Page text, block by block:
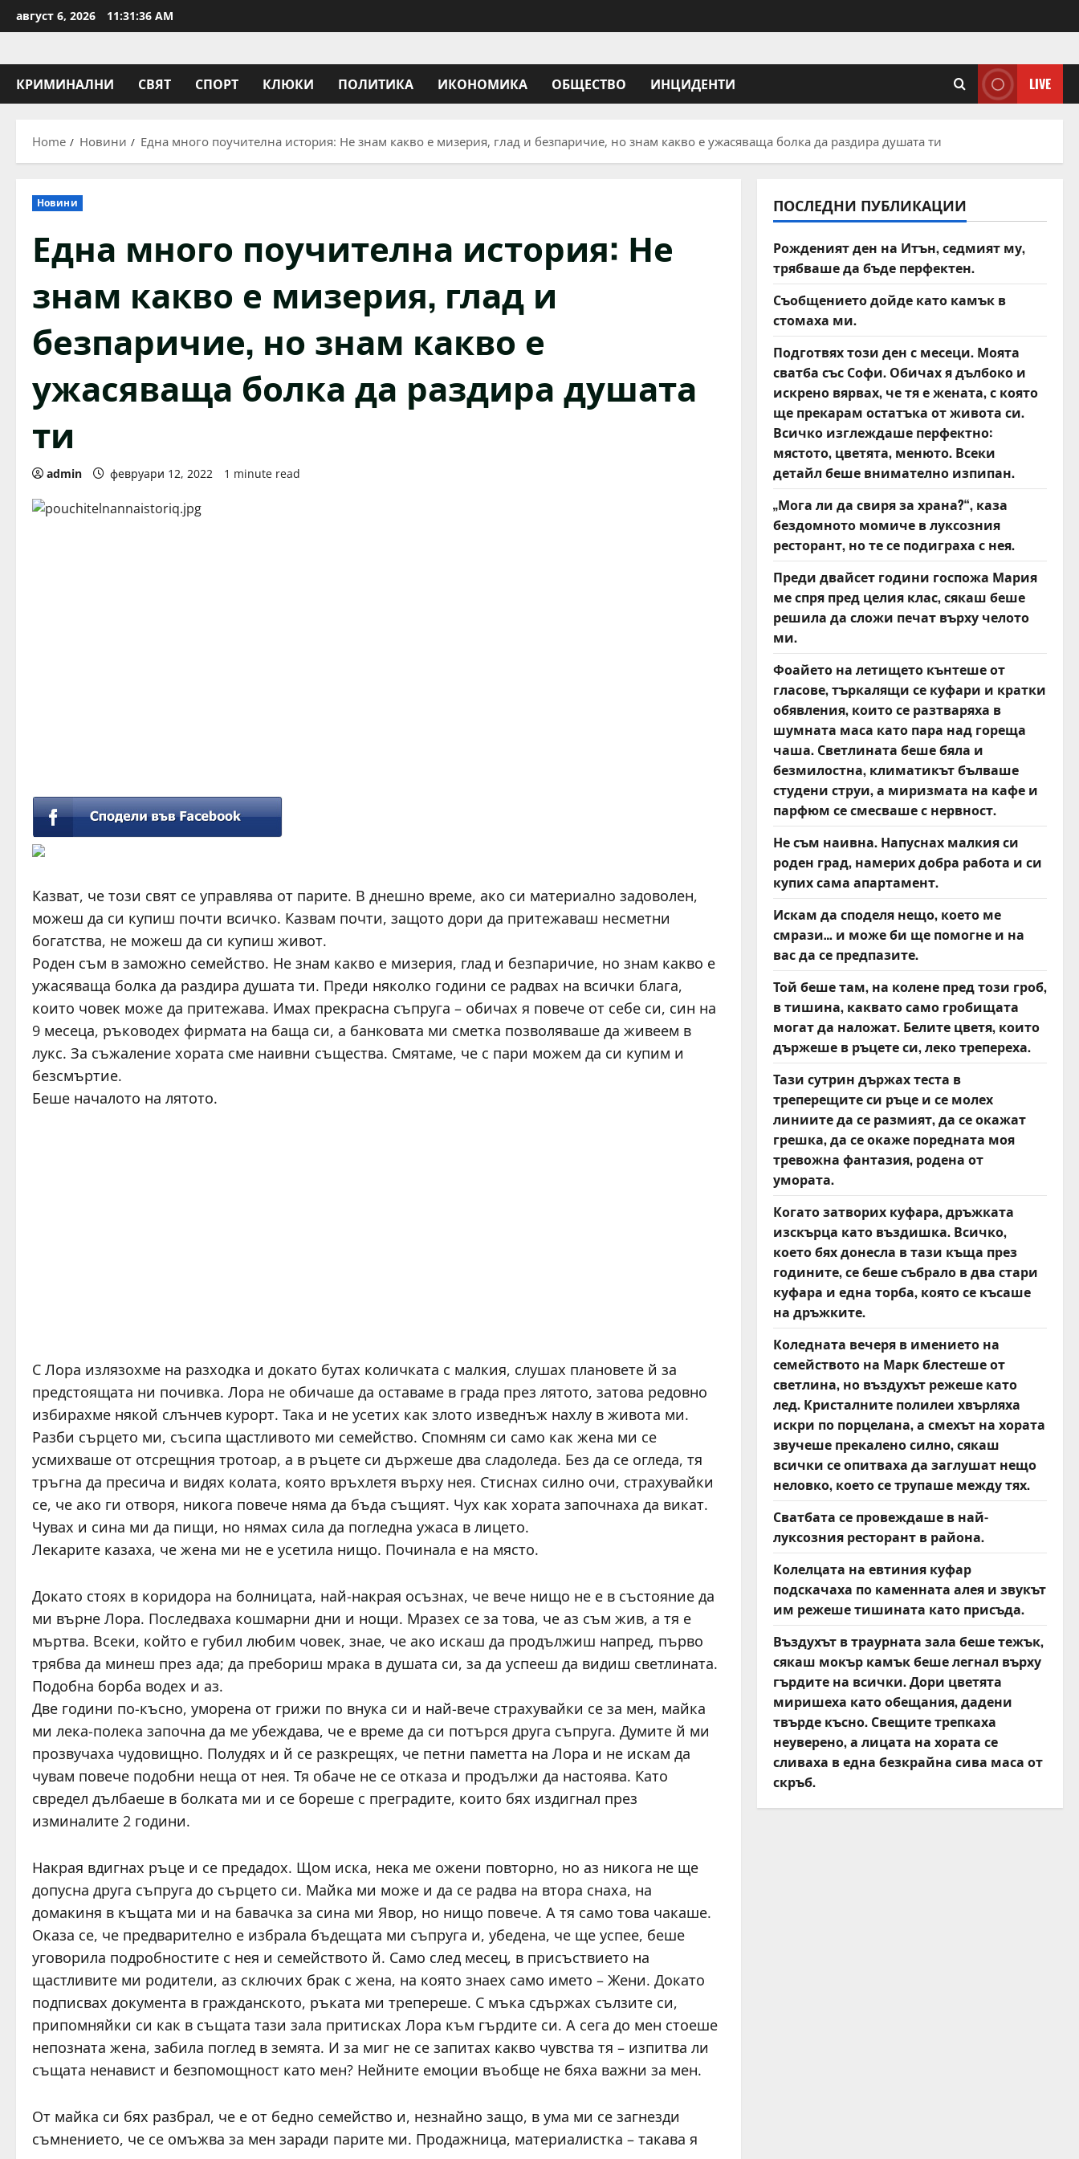
to
август 6, 2026 11:31:37 AM
КРИМИНАЛНИ СВЯТ СПОРТ КЛЮКИ ПОЛИТИКА ИКОНОМИКА ОБЩЕСТВО ИНЦИДЕНТИ LIVE
Home Новини Една много поучителна история: Не знам какво е мизерия, глад и безпаричие, но знам какво е ужасяваща болка да раздира душата ти
Новини
Една много поучителна история: Не
знам какво е мизерия, глад и
безпаричие, но знам какво е
ужасяваща болка да раздира душата
ти
admin февруари 12, 2022 1 minute read
Казват, че този свят се управлява от парите. В днешно време, ако си материално задоволен,
можеш да си купиш почти всичко. Казвам почти, защото дори да притежаваш несметни
богатства, не можеш да си купиш живот.
Роден съм в заможно семейство. Не знам какво е мизерия, глад и безпаричие, но знам какво е
ужасяваща болка да раздира душата ти. Преди няколко години се радвах на всички блага,
които човек може да притежава. Имах прекрасна съпруга – обичах я повече от себе си, син на
9 месеца, ръководех фирмата на баща си, а банковата ми сметка позволяваше да живеем в
лукс. За съжаление хората сме наивни същества. Смятаме, че с пари можем да си купим и
безсмъртие.
Беше началото на лятото.
С Лора излязохме на разходка и докато бутах количката с малкия, слушах плановете й за
предстоящата ни почивка. Лора не обичаше да оставаме в града през лятото, затова редовно
избирахме някой слънчев курорт. Така и не усетих как злото изведнъж нахлу в живота ми.
Разби сърцето ми, съсипа щастливото ми семейство. Спомням си само как жена ми се
усмихваше от отсрещния тротоар, а в ръцете си държеше два сладоледа. Без да се огледа, тя
тръгна да пресича и видях колата, която връхлетя върху нея. Стиснах силно очи, страхувайки
се, че ако ги отворя, никога повече няма да бъда същият. Чух как хората започнаха да викат.
Чувах и сина ми да пищи, но нямах сила да погледна ужаса в лицето.
Лекарите казаха, че жена ми не е усетила нищо. Починала е на място.
Докато стоях в коридора на болницата, най-накрая осъзнах, че вече нищо не е в състояние да
ми върне Лора. Последваха кошмарни дни и нощи. Мразех се за това, че аз съм жив, а тя е
мъртва. Всеки, който е губил любим човек, знае, че ако искаш да продължиш напред, първо
трябва да минеш през ада; да пребориш мрака в душата си, за да успееш да видиш светлината.
Подобна борба водех и аз.
Две години по-късно, уморена от грижи по внука си и най-вече страхувайки се за мен, майка
ми лека-полека започна да ме убеждава, че е време да си потърся друга съпруга. Думите й ми
прозвучаха чудовищно. Полудях и й се разкрещях, че петни паметта на Лора и не искам да
чувам повече подобни неща от нея. Тя обаче не се отказа и продължи да настоява. Като
свредел дълбаеше в болката ми и се бореше с преградите, които бях издигнал през
изминалите 2 години.
Накрая вдигнах ръце и се предадох. Щом иска, нека ме ожени повторно, но аз никога не ще
допусна друга съпруга до сърцето си. Майка ми може и да се радва на втора снаха, на
домакиня в къщата ми и на бавачка за сина ми Явор, но нищо повече. А тя само това чакаше.
Оказа се, че предварително е избрала бъдещата ми съпруга и, убедена, че ще успее, беше
уговорила подробностите с нея и семейството й. Само след месец, в присъствието на
щастливите ми родители, аз сключих брак с жена, на която знаех само името – Жени. Докато
подписвах документа в гражданското, ръката ми трепереше. С мъка сдържах сълзите си,
припомняйки си как в същата тази зала притисках Лора към гърдите си. А сега до мен стоеше
непозната жена, забила поглед в земята. И за миг не се запитах какво чувства тя – изпитва ли
същата ненавист и безпомощност като мен? Нейните емоции въобще не бяха важни за мен.
От майка си бях разбрал, че е от бедно семейство и, незнайно защо, в ума ми се загнезди
съмнението, че се омъжва за мен заради парите ми. Продажница, материалистка – такава я
ПОСЛЕДНИ ПУБЛИКАЦИИ
Рожденият ден на Итън, седмият му,
трябваше да бъде перфектен.
Съобщението дойде като камък в
стомаха ми.
Подготвях този ден с месеци. Моята
сватба със Софи. Обичах я дълбоко и
искрено вярвах, че тя е жената, с която
ще прекарам остатъка от живота си.
Всичко изглеждаше перфектно:
мястото, цветята, менюто. Всеки
детайл беше внимателно изпипан.
„Мога ли да свиря за храна?“, каза
бездомното момиче в луксозния
ресторант, но те се подиграха с нея.
Преди двайсет години госпожа Мария
ме спря пред целия клас, сякаш беше
решила да сложи печат върху челото
ми.
Фоайето на летището кънтеше от
гласове, търкалящи се куфари и кратки
обявления, които се разтваряха в
шумната маса като пара над гореща
чаша. Светлината беше бяла и
безмилостна, климатикът бълваше
студени струи, а миризмата на кафе и
парфюм се смесваше с нервност.
Не съм наивна. Напуснах малкия си
роден град, намерих добра работа и си
купих сама апартамент.
Искам да споделя нещо, което ме
смрази… и може би ще помогне и на
вас да се предпазите.
Той беше там, на колене пред този гроб,
в тишина, каквато само гробищата
могат да наложат. Белите цветя, които
държеше в ръцете си, леко трепереха.
Тази сутрин държах теста в
треперещите си ръце и се молех
линиите да се размият, да се окажат
грешка, да се окаже поредната моя
тревожна фантазия, родена от
умората.
Когато затворих куфара, дръжката
изскърца като въздишка. Всичко,
което бях донесла в тази къща през
годините, се беше събрало в два стари
куфара и една торба, която се късаше
на дръжките.
Коледната вечеря в имението на
семейството на Марк блестеше от
светлина, но въздухът режеше като
лед. Кристалните полилеи хвърляха
искри по порцелана, а смехът на хората
звучеше прекалено силно, сякаш
всички се опитваха да заглушат нещо
неловко, което се трупаше между тях.
Сватбата се провеждаше в най-
луксозния ресторант в района.
Колелцата на евтиния куфар
подскачаха по каменната алея и звукът
им режеше тишината като присъда.
Въздухът в траурната зала беше тежък,
сякаш мокър камък беше легнал върху
гърдите на всички. Дори цветята
миришеха като обещания, дадени
твърде късно. Свещите трепкаха
неуверено, а лицата на хората се
сливаха в една безкрайна сива маса от
скръб.